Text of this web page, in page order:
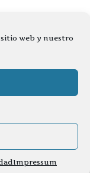
web y nuestro
Impressum